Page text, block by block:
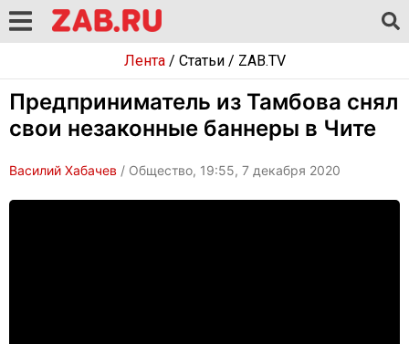
Лента/ Статьи/ ZAB.TV
Предприниматель из Тамбова снял
свои незаконные баннеры в Чите
Василий Хабачев / Общество, 19:55, 7 декабря 2020